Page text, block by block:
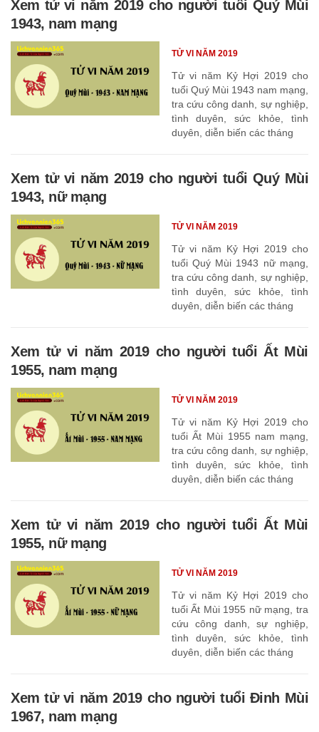
Xem tử vi năm 2019 cho người tuổi Quý Mùi
1943, nam mạng
Tử vi năm Kỷ Hợi 2019 cho
tuổi Quý Mùi 1943 nam mạng,
tra cứu công danh, sự nghiệp,
tình duyên, sức khỏe, tình
duyên, diễn biến các tháng
TỬ VI NĂM 2019
Xem tử vi năm 2019 cho người tuổi Quý Mùi
1943, nữ mạng
Tử vi năm Kỷ Hợi 2019 cho
tuổi Quý Mùi 1943 nữ mạng,
tra cứu công danh, sự nghiệp,
tình duyên, sức khỏe, tình
duyên, diễn biến các tháng
TỬ VI NĂM 2019
Xem tử vi năm 2019 cho người tuổi Ất Mùi
1955, nam mạng
Tử vi năm Kỷ Hợi 2019 cho
tuổi Ất Mùi 1955 nam mạng,
tra cứu công danh, sự nghiệp,
tình duyên, sức khỏe, tình
duyên, diễn biến các tháng
TỬ VI NĂM 2019
Xem tử vi năm 2019 cho người tuổi Ất Mùi
1955, nữ mạng
Tử vi năm Kỷ Hợi 2019 cho
tuổi Ất Mùi 1955 nữ mạng, tra
cứu công danh, sự nghiệp,
tình duyên, sức khỏe, tình
duyên, diễn biến các tháng
TỬ VI NĂM 2019
Xem tử vi năm 2019 cho người tuổi Đinh Mùi
1967, nam mạng